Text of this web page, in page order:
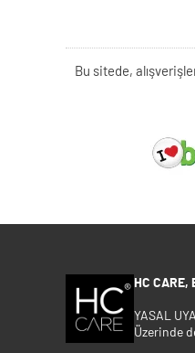
Bu sitede,
HC CARE,
YASAL
Üzerinde